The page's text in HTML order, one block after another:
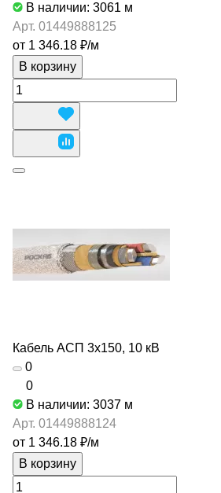
В наличии: 3061 м
Арт. 01449888125
от 1 346.18 ₽/м
В корзину
Кабель АСП 3х150, 10 кВ
0
0
В наличии: 3037 м
Арт. 01449888124
от 1 346.18 ₽/м
В корзину